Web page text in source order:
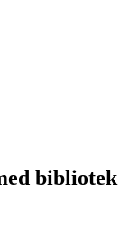
bibliotek